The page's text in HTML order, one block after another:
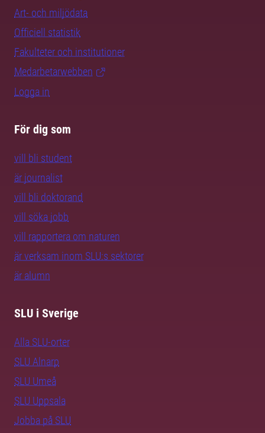
Art- och miljödata
Officiell statistik
Fakulteter och institutioner
Medarbetarwebben
Logga in
För dig som
vill bli student
är journalist
vill bli doktorand
vill söka jobb
vill rapportera om naturen
är verksam inom SLU:s sektorer
är alumn
SLU i Sverige
Alla SLU-orter
SLU Alnarp
SLU Umeå
SLU Uppsala
Jobba på SLU